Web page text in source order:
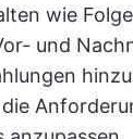
wie
und